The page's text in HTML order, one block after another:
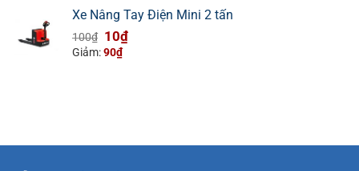
100₫.là:
10₫.
Xe Nâng Tay Điện Mini 2 tấn
100₫ Giá
gốc
10₫Giá
Giảm:90₫